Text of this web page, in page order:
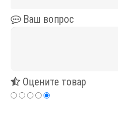
Ротационные соединения для СОЖ
Ротационные соединения для воздуха
Ротационные соединения для масла
Ваш вопрос
Оцените товар